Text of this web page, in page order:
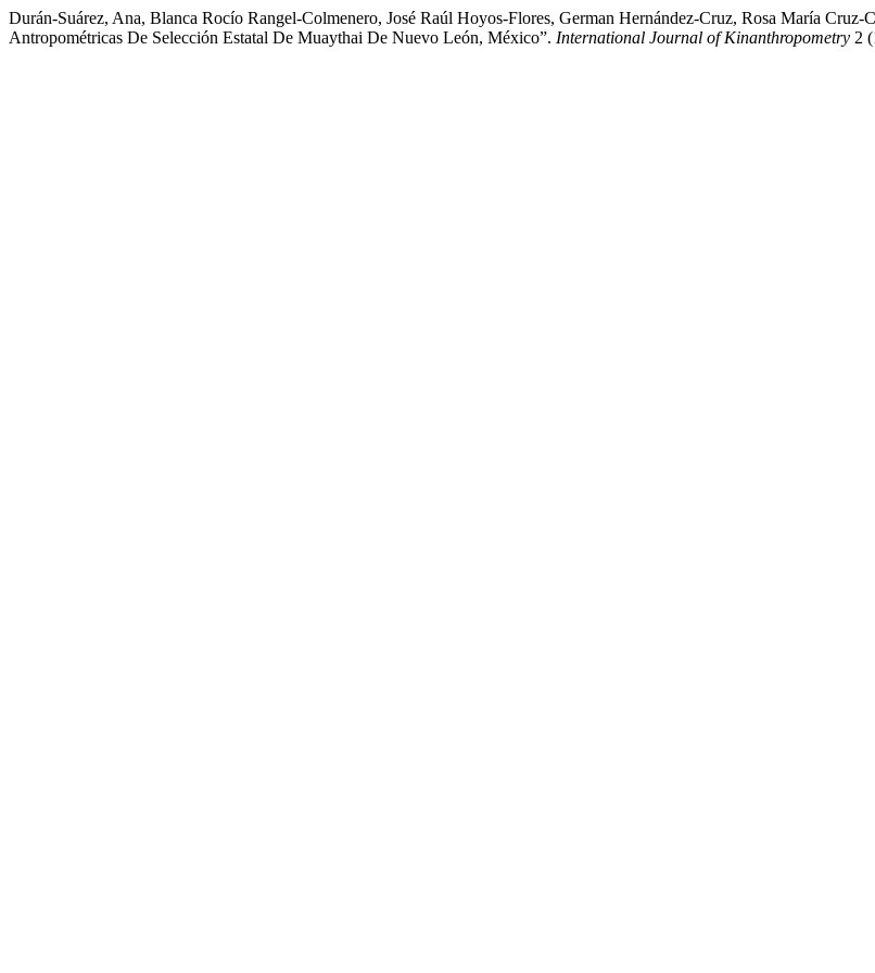
Durán-Suárez, Ana, Blanca Rocío Rangel-Colmenero, José Raúl Hoyos-Flores, German Hernández-Cruz, Rosa María
Antropométricas De Selección Estatal De Muaythai De Nuevo León, México”. International Journal of Kinanthropometry 2